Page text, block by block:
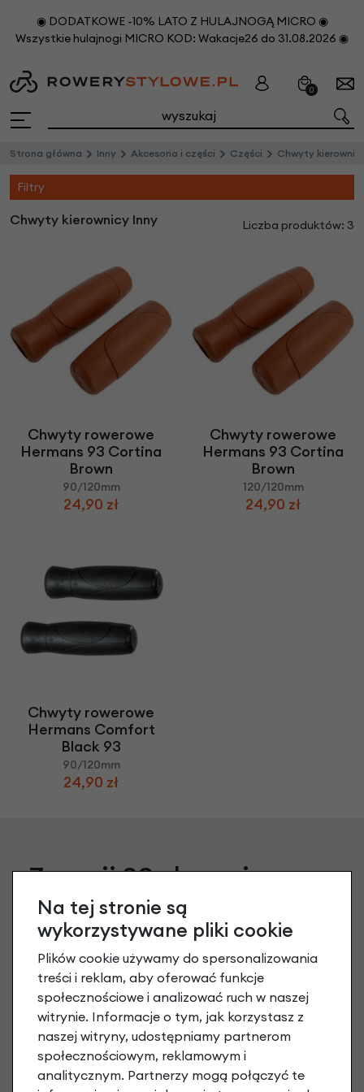
◉ DODATKOWE -10% LATO Z HULAJNOGĄ MICRO ◉
Wszystkie hulajnogi MICRO KOD: Wakacje26 do 31.08.2026 ◉
0
Strona główna Inny Akcesoria i części Części Chwyty
Filtry
Chwyty kierownicy Inny Liczba produktów: 3
Chwyty rowerowe
Hermans 93 Cortina
Brown
90/120mm
24,90 zł
Chwyty rowerowe
Hermans 93 Cortina
Brown
120/120mm
24,90 zł
Chwyty rowerowe
Hermans Comfort
Black 93
90/120mm
24,90 zł
Zgarnij 20 zł na pierwsze
zakupy
Zapisz się do newslettera, aby otrzymać Kod na zakup
powyżej 199 PLN oraz informacje o nowościach i promocjach
podaj swój adres e-mail
Zapisz się
Na tej stronie są
wykorzystywane pliki cookie
Plików cookie używamy do spersonalizowania
treści i reklam, aby oferować funkcje
społecznościowe i analizować ruch w naszej
witrynie. Informacje o tym, jak korzystasz z
naszej witryny, udostępniamy partnerom
społecznościowym, reklamowym i
analitycznym. Partnerzy mogą połączyć te